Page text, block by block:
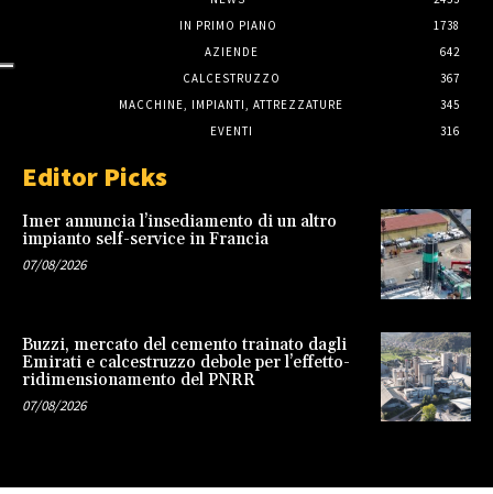
IN PRIMO PIANO
1738
AZIENDE
642
CALCESTRUZZO
367
MACCHINE, IMPIANTI, ATTREZZATURE
345
EVENTI
316
Editor Picks
Imer annuncia l’insediamento di un altro
impianto self-service in Francia
07/08/2026
Buzzi, mercato del cemento trainato dagli
Emirati e calcestruzzo debole per l’effetto-
ridimensionamento del PNRR
07/08/2026